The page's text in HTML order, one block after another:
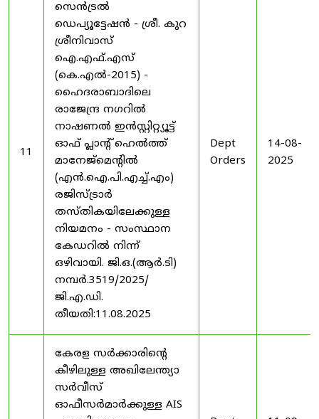
11
സെൻട്രൽ
ഡെപ്യൂട്ടേഷൻ - ശ്രീ. കുറ
ശ്രീനിവാസ്
ഐ.എഫ്.എസ്
(കെ.എൽ-2015) -
ഹൈദരാബാദിലെ
രാജേന്ദ്ര നഗറിൽ
നാഷണൽ ഇൻസ്റ്റിറ്റ്യൂട്ട്
ഓഫ് പ്ലാന്റ് ഹെൽത്ത്
മാനേജ്‌മെന്റിൽ
(എൻ.ഐ.പി.എച്ച്.എം)
രജിസ്ട്രാർ
തസ്തികയിലേക്കുള്ള
നിയമനം - സംസ്ഥാന
കേഡറിൽ നിന്ന്
ഒഴിവായി. ജി.ഒ.(ആർ.ടി)
നമ്പർ.3519/2025/
ജി.എ.ഡി.
തീയതി:11.08.2025
Dept
Orders
14-08-
2025
കേരള സർക്കാരിന്റെ
കീഴിലുള്ള അഖിലേന്ത്യാ
സർവീസ്
ഓഫീസർമാർക്കുള്ള AIS